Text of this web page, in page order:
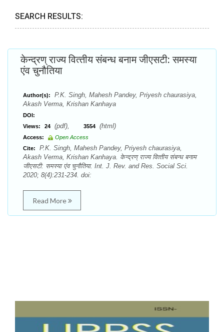
SEARCH RESULTS:
केन्‍द्रण् राज्‍य वित्‍तीय संबन्‍ध बनाम जीएसटी: समस्या
एंव चुनौतिया
Author(s):
P.K. Singh, Mahesh Pandey, Priyesh chaurasiya,
Akash Verma, Krishan Kanhaya
DOI:
Views:
24 (pdf), 3554 (html)
Access:
Open Access
Cite:
P.K. Singh, Mahesh Pandey, Priyesh chaurasiya,
Akash Verma, Krishan Kanhaya. केन्‍द्रण् राज्‍य वित्‍तीय संबन्‍ध बनाम
जीएसटी: समस्या एंव चुनौतिया. Int. J. Rev. and Res. Social Sci.
2020; 8(4):231-234. doi:
Read More